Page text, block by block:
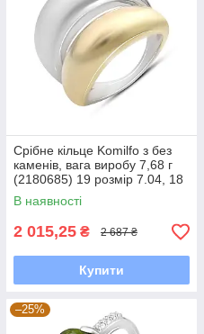
Срібне кільце Komilfo з без
каменів, вага виробу 7,68 г
(2180685) 19 розмір 7.04, 18
В наявності
2 015,25 ₴ 2 687 ₴
Купити
–25%